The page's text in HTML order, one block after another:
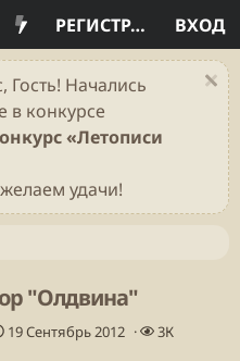
ВХОД
РЕГИСТРАЦИЯ
Гость! Начались
в конкурсе
«Летописи
удачи!
"Олдвина"
Д
19 Сентябрь 2012
П
3К